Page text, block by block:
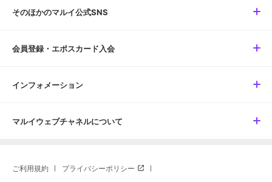
そのほかのマルイ公式SNS
会員登録・エポスカード入会
インフォメーション
マルイウェブチャネルについて
ご利用規約 プライバシーポリシー